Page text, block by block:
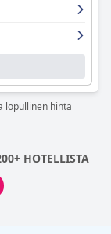
palvelustaan.
vieraat
Kaiken
Eco Boutique -
odotukset.
lopullinen hinta
HOTELLISTA